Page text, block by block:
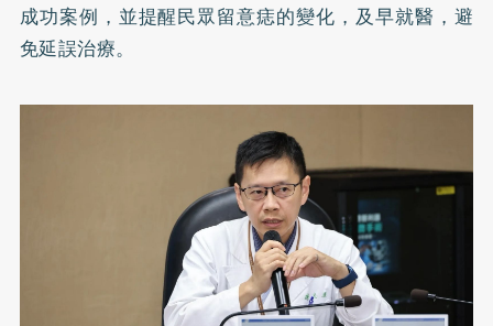
成功案例，並提醒民眾留意痣的變化，及早就醫，避
免延誤治療。